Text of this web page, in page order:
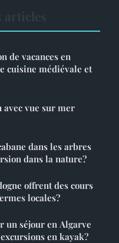
de vacances en
cuisine médiévale et
vue sur mer
dans les arbres
dans la nature?
offrent des cours
locales?
un séjour en Algarve
en kayak?